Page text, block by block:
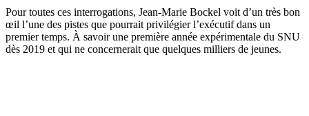
Pour toutes ces interrogations, Jean-Marie Bockel voit d’un très bon
œil l’une des pistes que pourrait privilégier l’exécutif dans un
premier temps. À savoir une première année expérimentale du SNU
dès 2019 et qui ne concernerait que quelques milliers de jeunes.